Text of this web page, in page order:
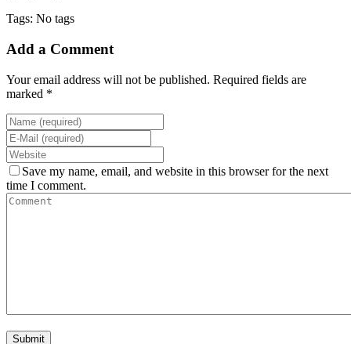
Tags: No tags
Add a Comment
Your email address will not be published. Required fields are
marked *
Save my name, email, and website in this browser for the next
time I comment.